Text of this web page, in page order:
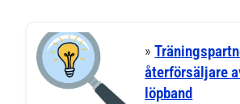
»
återförsäljare
löpband